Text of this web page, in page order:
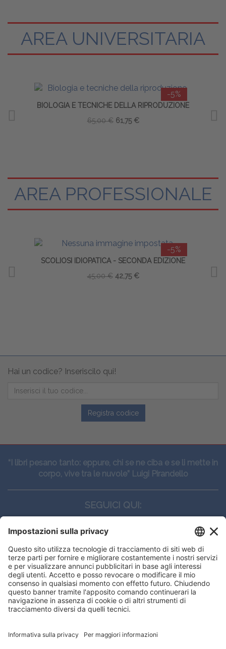
AREA UNIVERSITARIA
-5%
BIOLOGIA E TECNICHE DELLA RIPRODUZIONE
65,00 € 61,75 €
AREA PROFESSIONALE
-5%
SCOLIOSI IDIOPATICA - SECONDA EDIZIONE
45,00 € 42,75 €
Hai un codice? Inseriscilo qui!
Registra codice
“I libri pesano tanto: eppure, chi se ne ciba e se li mette in
corpo, vive tra le nuvole” Luigi Pirandello
SEGUICI QUI:
CONTATTI
Edi.Ermes srl
Viale E. Forlanini, 21 - 20134, Milano
(+39)027021121
E-mail:eeinfo@eenet.it
ORARI
offrirti la migliore navigazione